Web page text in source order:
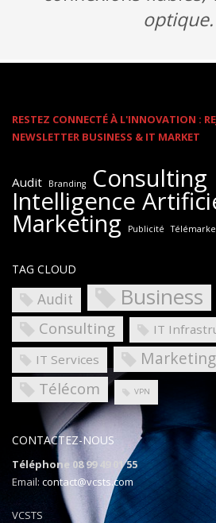
optique.
RESTEZ CONNECTÉ À L'INNOVATION :
NEWSLETTER BUSINESS & IT MARKET
Audit Branding Consulting
Intelligence
Marketing Publicité
TAG CLOUD
Audit Business
Consulting
IT
IT Services
Marketing
Télécom VPN
CONTACTEZ-NOUS
Téléphone 08 99 49 01 55
Email: contact@vcsts.com
VCSTS